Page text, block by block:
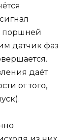
поршней
датчик фаз
даёт
от того,